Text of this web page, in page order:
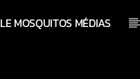
LE MOSQUITOS MÉDIAS